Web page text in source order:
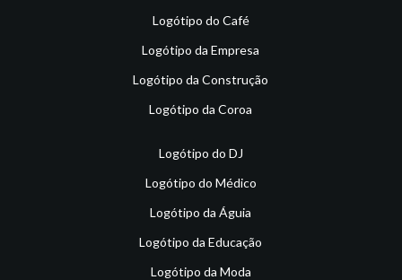
Logótipo do Café
Logótipo da Empresa
Logótipo da Construção
Logótipo da Coroa
Logótipo do DJ
Logótipo do Médico
Logótipo da Águia
Logótipo da Educação
Logótipo da Moda